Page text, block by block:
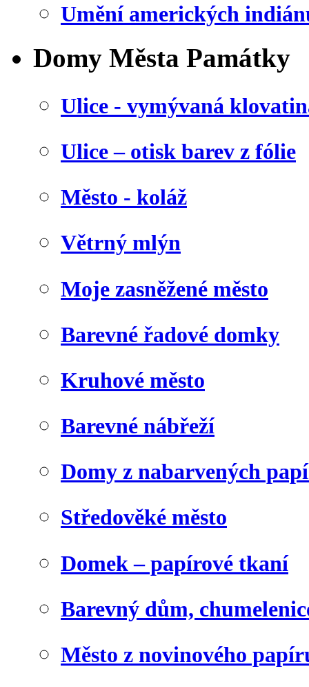
Umění amerických
Domy Města Památky
Ulice - vymývaná
Ulice – otisk barev z fólie
Město - koláž
Větrný mlýn
Moje zasněžené město
Barevné řadové domky
Kruhové město
Barevné nábřeží
Domy z nabarvených
Středověké město
Domek – papírové tkaní
Barevný dům,
Město z novinového